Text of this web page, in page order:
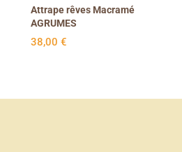
Attrape rêves Macramé
AGRUMES
38,00€